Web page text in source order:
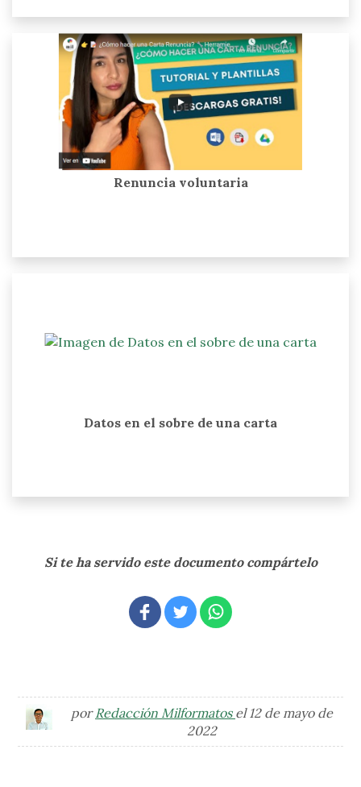
Renuncia voluntaria
Datos en el sobre de una carta
Si te ha servido este documento compártelo
por Redacción Milformatos el 12 de mayo de
2022